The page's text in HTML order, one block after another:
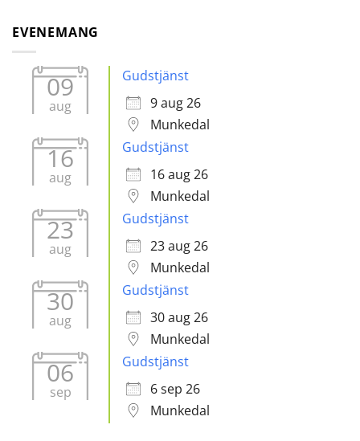
EVENEMANG
09
aug
Gudstjänst
9 aug 26
Munkedal
16
aug
Gudstjänst
16 aug 26
Munkedal
23
aug
Gudstjänst
23 aug 26
Munkedal
30
aug
Gudstjänst
30 aug 26
Munkedal
06
sep
Gudstjänst
6 sep 26
Munkedal